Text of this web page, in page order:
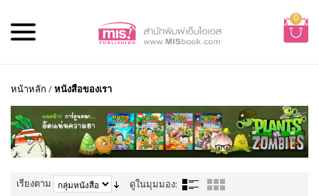
0
หน้าหลัก /หนังสือของเรา
เรียงตาม
ดูในมุมมอง: